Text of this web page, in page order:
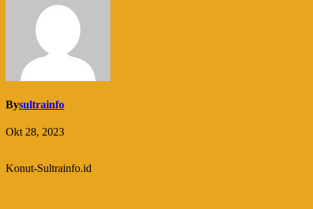
Bysultrainfo
Okt 28, 2023
Konut-Sultrainfo.id